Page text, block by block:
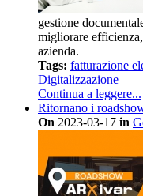
gestione
migliorare
azienda.
Tags: fatturazione
Digitalizzazione
Continua a leggere...
Ritornano i
On 2023-03-17 in